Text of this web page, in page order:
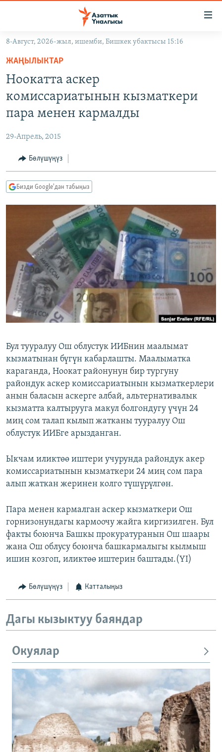
Навигацияга
өтүңүз
Издөөгө
салыңыз
МАДАНИЯТ
ТВ ПРОГРАММАЛАР
БҮГҮН АЗАТТЫКТА
ЭЖЕ-СИҢДИЛЕР
АЗАТТЫК+
ЫҢГАЙСЫЗ СУРООЛОР
ПОДКАСТ
Русский
ОНЛАЙН ШЕРИНЕ
ЭЕ/АРнун бардык сайттары
8-Август, 2026-жыл, ишемби, Бишкек убактысы 15:16
ЖАҢЫЛЫКТАР
Ноокатта аскер
комиссариатынын кызматкери
пара менен кармалды
29-Апрель, 2015
Бөлүшүңүз
Бизди Google'дан табыңыз
Бул тууралуу Ош облустук ИИБнин маалымат
кызматынан бүгүн кабарлашты. Маалыматка
караганда, Ноокат районунун бир тургуну
райондук аскер комиссариатынын кызматкерлери
анын баласын аскерге албай, альтернативалык
кызматта калтырууга макул болгондугу үчүн 24
миң сом талап кылып жатканы тууралуу Ош
облустук ИИБге арызданган.
Ыкчам иликтөө иштери учурунда райондук акер
комиссариатынын кызматкери 24 миң сом пара
алып жаткан жеринен колго түшүрүлгөн.
Пара менен кармалган аскер кызматкери Ош
горнизонундагы кармоочу жайга киргизилген. Бул
факты боюнча Башкы прокуратуранын Ош шаары
жана Ош облусу боюнча башкармалыгы кылмыш
ишин козгоп, иликтөө иштерин баштады.(YI)
Бөлүшүңүз Катталыңыз
Дагы кызыктуу баяндар
Окуялар